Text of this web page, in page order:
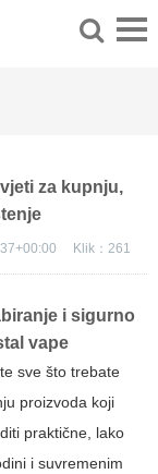
za kupnju,
Klik： 261
i sigurno
vape
sve što trebate
proizvoda koji
praktične, lako
i suvremenim